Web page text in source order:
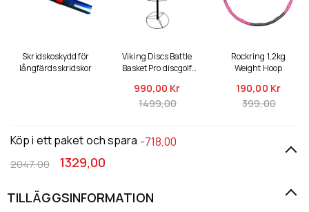
Skridskoskydd för
långfärdsskridskor
Viking Discs Battle
Basket Pro discgolf
990,00 Kr
1499,00
Rockring 1,2kg
Weight Hoop
190,00 Kr
399,00
Köp i ett paket och spara -718,00
1329,00
2047,00
TILLÄGGSINFORMATION